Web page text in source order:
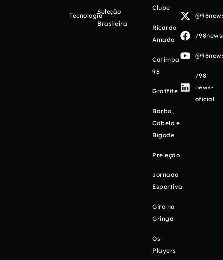
Tecnologia
Seleção
Brasileira
Clube
Ricardo
Amado
Catimba
98
Graffite
Barba,
Cabelo e
Bigode
Preleção
Jornada
Esportiva
Giro na
Gringa
Os
Players
/
/98-
news-
oficial